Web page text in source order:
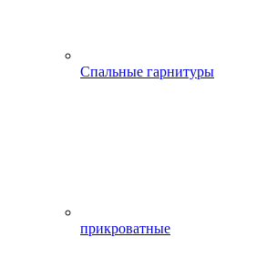
Спальные гарнитуры
прикроватные